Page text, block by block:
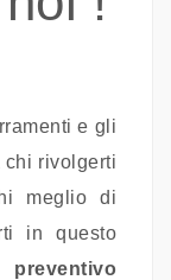
e gli
chi rivolgerti
meglio di
in questo
preventivo